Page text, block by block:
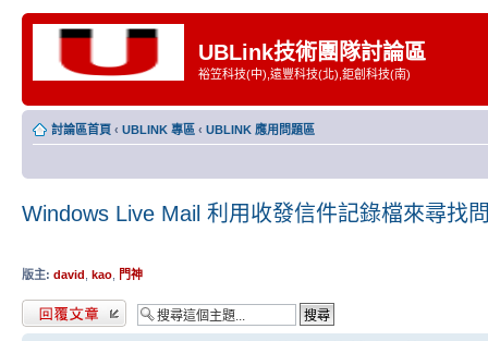
UBLink技術團隊討論區
裕笠科技(中),遠豐科技(北),鉅創科技(南)
討論區首頁 ‹ UBLINK 專區 ‹ UBLINK 應用問題區
Windows Live Mail 利用收發信件記錄檔來尋找
版主: david kao 門神
發表回覆